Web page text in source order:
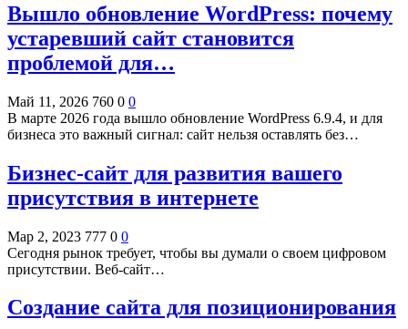
Вышло обновление WordPress: почему
устаревший сайт становится
проблемой для…
Май 11, 2026 760 0 0
В марте 2026 года вышло обновление WordPress 6.9.4, и для
бизнеса это важный сигнал: сайт нельзя оставлять без…
Бизнес-сайт для развития вашего
присутствия в интернете
Мар 2, 2023 777 0 0
Сегодня рынок требует, чтобы вы думали о своем цифровом
присутствии. Веб-сайт…
Создание сайта для позиционирования